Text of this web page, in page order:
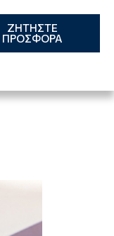
ΖΗΤΗΣΤΕ
ΠΡΟΣΦΟΡΑ